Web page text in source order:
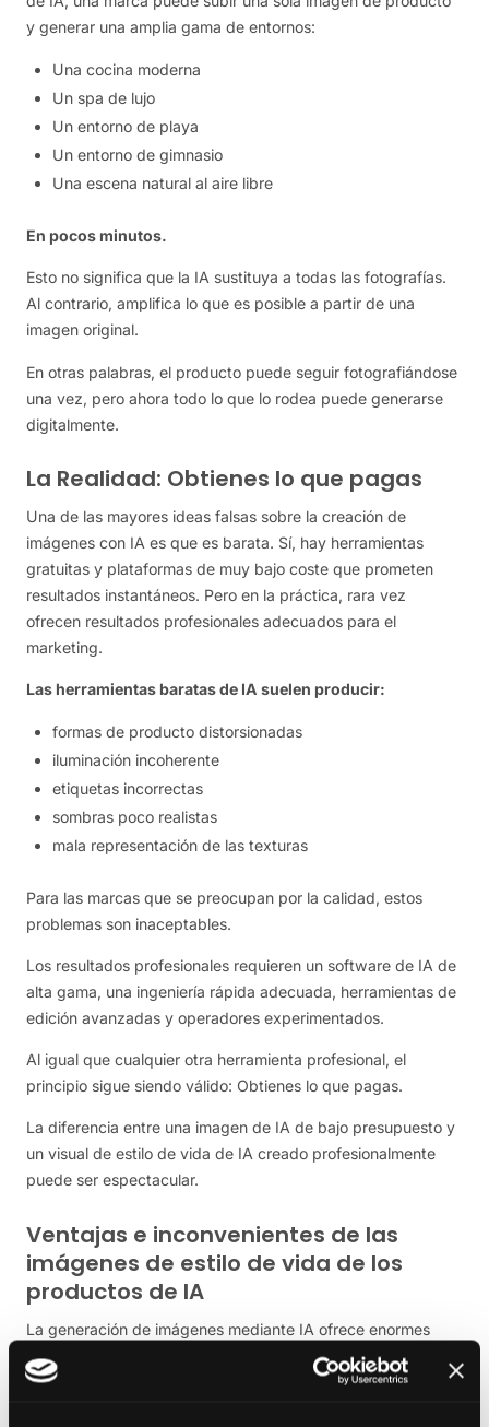
y generar una amplia gama de entornos:
Una cocina moderna
Un spa de lujo
Un entorno de playa
Un entorno de gimnasio
Una escena natural al aire libre
En pocos minutos.
Esto no significa que la IA sustituya a todas las fotografías.
Al contrario, amplifica lo que es posible a partir de una
imagen original.
En otras palabras, el producto puede seguir fotografiándose
una vez, pero ahora todo lo que lo rodea puede generarse
digitalmente.
La Realidad: Obtienes lo que pagas
Una de las mayores ideas falsas sobre la creación de
imágenes con IA es que es barata. Sí, hay herramientas
gratuitas y plataformas de muy bajo coste que prometen
resultados instantáneos. Pero en la práctica, rara vez
ofrecen resultados profesionales adecuados para el
marketing.
Las herramientas baratas de IA suelen producir:
formas de producto distorsionadas
iluminación incoherente
etiquetas incorrectas
sombras poco realistas
mala representación de las texturas
Para las marcas que se preocupan por la calidad, estos
problemas son inaceptables.
Los resultados profesionales requieren un software de IA de
alta gama, una ingeniería rápida adecuada, herramientas de
edición avanzadas y operadores experimentados.
Al igual que cualquier otra herramienta profesional, el
principio sigue siendo válido: Obtienes lo que pagas.
La diferencia entre una imagen de IA de bajo presupuesto y
un visual de estilo de vida de IA creado profesionalmente
puede ser espectacular.
Ventajas e inconvenientes de las
imágenes de estilo de vida de los
productos de IA
La generación de imágenes mediante IA ofrece enormes
ventajas, pero también tiene limitaciones.